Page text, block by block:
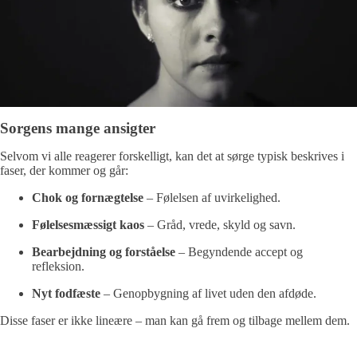
Sorgens mange ansigter
Selvom vi alle reagerer forskelligt, kan det at sørge typisk beskrives i
faser, der kommer og går:
Chok og fornægtelse – Følelsen af uvirkelighed.
Følelsesmæssigt kaos – Gråd, vrede, skyld og savn.
Bearbejdning og forståelse – Begyndende accept og
refleksion.
Nyt fodfæste – Genopbygning af livet uden den afdøde.
Disse faser er ikke lineære – man kan gå frem og tilbage mellem dem.